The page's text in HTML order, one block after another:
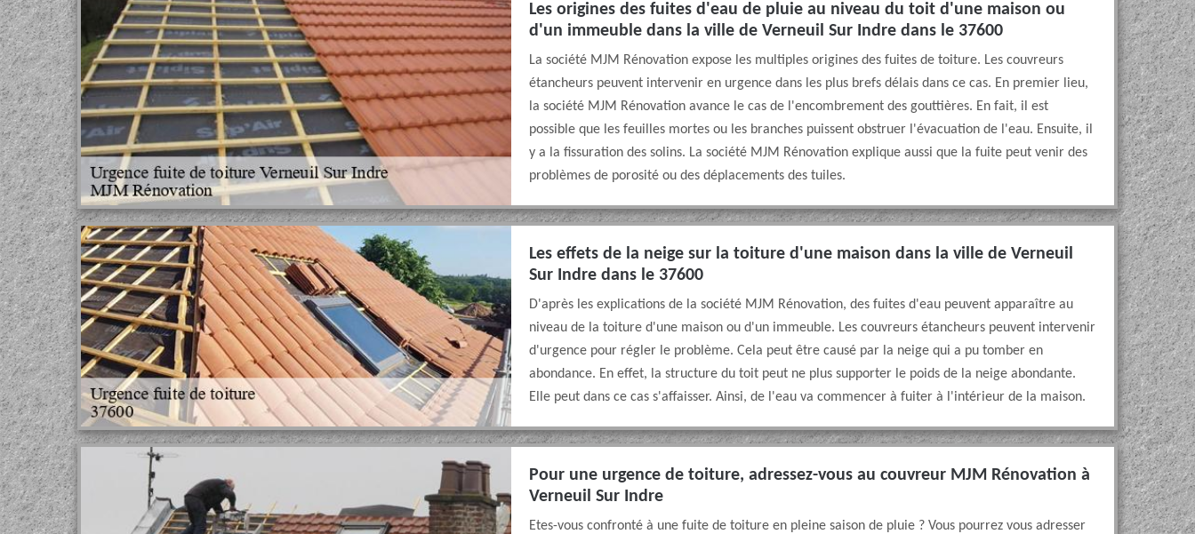
Les origines des fuites d'eau de pluie au niveau du toit d'une maison ou
d'un immeuble dans la ville de Verneuil Sur Indre dans le 37600
La société MJM Rénovation expose les multiples origines des fuites de toiture. Les couvreurs
étancheurs peuvent intervenir en urgence dans les plus brefs délais dans ce cas. En premier lieu,
la société MJM Rénovation avance le cas de l'encombrement des gouttières. En fait, il est
possible que les feuilles mortes ou les branches puissent obstruer l'évacuation de l'eau. Ensuite, il
y a la fissuration des solins. La société MJM Rénovation explique aussi que la fuite peut venir des
problèmes de porosité ou des déplacements des tuiles.
Les effets de la neige sur la toiture d'une maison dans la ville de Verneuil
Sur Indre dans le 37600
D'après les explications de la société MJM Rénovation, des fuites d'eau peuvent apparaître au
niveau de la toiture d'une maison ou d'un immeuble. Les couvreurs étancheurs peuvent intervenir
d'urgence pour régler le problème. Cela peut être causé par la neige qui a pu tomber en
abondance. En effet, la structure du toit peut ne plus supporter le poids de la neige abondante.
Elle peut dans ce cas s'affaisser. Ainsi, de l'eau va commencer à fuiter à l'intérieur de la maison.
Pour une urgence de toiture, adressez-vous au couvreur MJM Rénovation à
Verneuil Sur Indre
Etes-vous confronté à une fuite de toiture en pleine saison de pluie ? Vous pourrez vous adresser